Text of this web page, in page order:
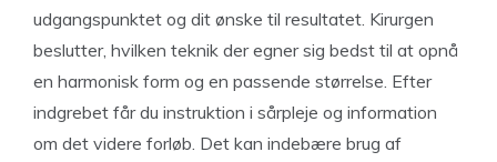
udgangspunktet og dit ønske til resultatet. Kirurgen
beslutter, hvilken teknik der egner sig bedst til at opnå
en harmonisk form og en passende størrelse. Efter
indgrebet får du instruktion i sårpleje og information
om det videre forløb. Det kan indebære brug af